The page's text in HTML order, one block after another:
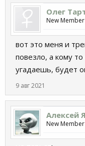
Олег
New Member
вот это меня и
повезло, а кому
угадаешь, будет
9 авг 2021
Алексей
New Member